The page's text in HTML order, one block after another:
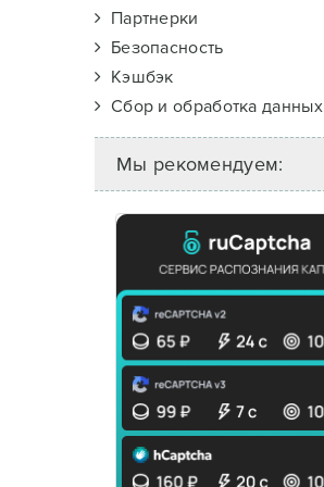
Партнерки
Безопасность
Кэшбэк
Сбор и обработка данных
Мы рекомендуем: